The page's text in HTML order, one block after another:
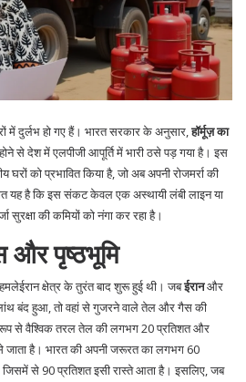
दुर्लभ हो गए हैं। भारत सरकार के अनुसार,हॉर्मूज़ का
से देश में एलपीजी आपूर्ति में भारी ठसे पड़ गया है। इस
को प्रभावित किया है, जो अब अपनी रोजमर्रा की
यह है कि इस संकट केवल एक अस्थायी लंबी लाइन या
सुरक्षा की कमियों को नंगा कर रहा है।
और पृष्ठभूमि
ईरान क्षेत्रके तुरंत बाद शुरू हुई थी। जबईरानऔर
बंद हुआ, तो वहां से गुजरने वाले तेल और गैस की
रूप से वैश्विक तरल तेल की लगभग 20 प्रतिशत और
से जाता है। भारत की अपनी जरूरत का लगभग 60
जिसमें से 90 प्रतिशत इसी रास्ते आता है। इसलिए, जब